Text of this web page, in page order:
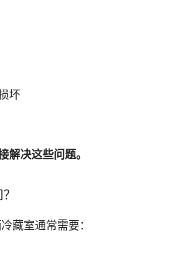
坏
解决这些问题。
藏室通常需要：